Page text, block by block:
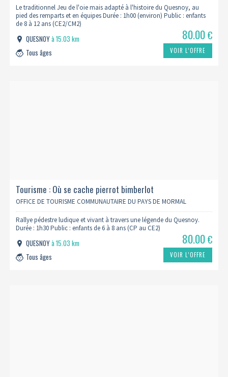
Le traditionnel Jeu de l'oie mais adapté à l'histoire du Quesnoy, au
pied des remparts et en équipes Durée : 1h00 (environ) Public : enfants
de 8 à 12 ans (CE2/CM2)
QUESNOYà 15.03 km
Tous âges
80.00€
VOIR L’OFFRE
Tourisme : Où se cache pierrot bimberlot
OFFICE DE TOURISME COMMUNAUTAIRE DU PAYS DE MORMAL
Rallye pédestre ludique et vivant à travers une légende du Quesnoy.
Durée : 1h30 Public : enfants de 6 à 8 ans (CP au CE2)
QUESNOYà 15.03 km
Tous âges
80.00€
VOIR L’OFFRE